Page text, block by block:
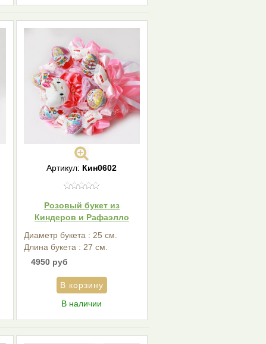
Артикул: Кин0602
Розовый букет из
Киндеров и Рафаэлло
Диаметр букета : 25 см.
Длина букета : 27 см.
4950 руб
В наличии